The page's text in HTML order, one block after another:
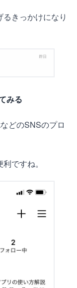
きっかけになり
みる
どのSNSのプロ
ですね。